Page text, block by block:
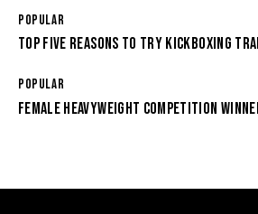
POPULAR
TOP FIVE REASONS TO TRY KICKBOXING
POPULAR
FEMALE HEAVYWEIGHT COMPETITION